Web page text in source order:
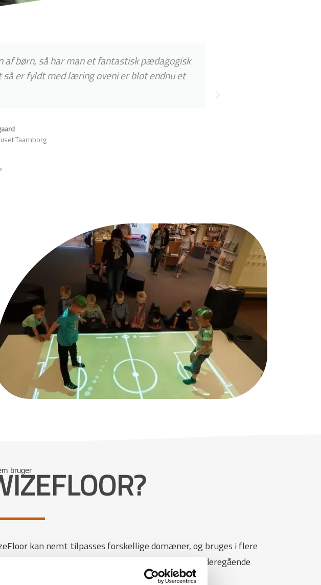
børn, så har man et fantastisk pædagogisk
er fyldt med læring oveni er blot endnu et
Taarnborg
bruger
kan nemt tilpasses forskellige domæner, og bruges i flere
skoler, dagtilbud, specialskoler, biblioteker, videregående
ældrecentre herhjemme.